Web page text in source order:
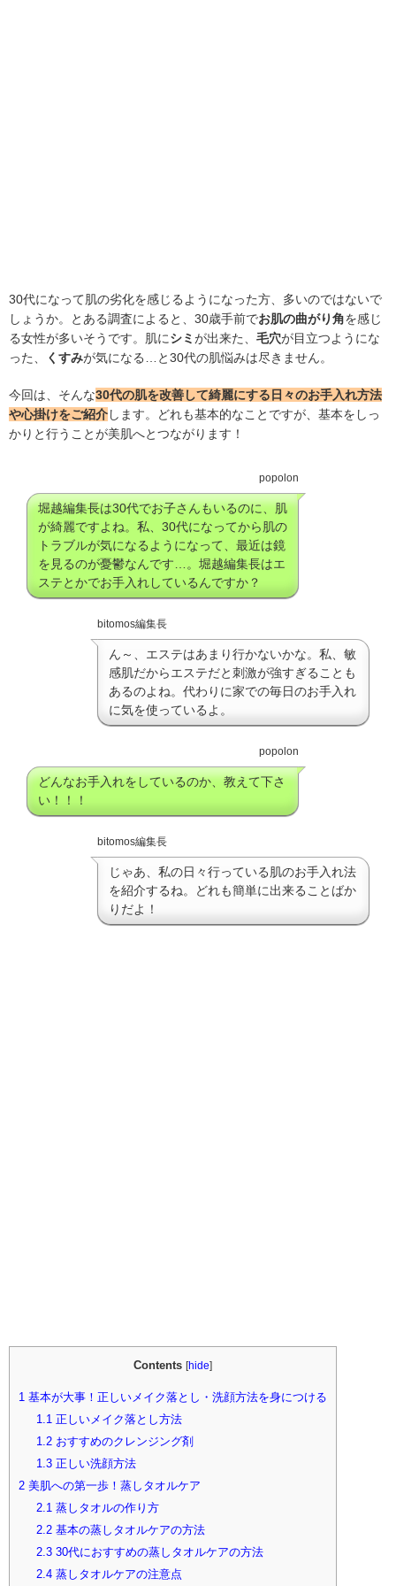
30代になって肌の劣化を感じるようになった方、多いのではないで
しょうか。とある調査によると、30歳手前でお肌の曲がり角を感じ
る女性が多いそうです。肌にシミ が出来た、 毛穴が目立つようにな
った、
くすみが気になる…と30代の肌悩みは尽きません。
今回は、そんな30代の肌を改善して綺麗にする日々のお手入れ方法
や心掛けをご紹介します。どれも基本的なことですが、基本をしっ
かりと行うことが美肌へとつながります！
popolon
堀越編集長は30代でお子さんもいるのに、肌
が綺麗ですよね。私、30代になってから肌の
トラブルが気になるようになって、最近は鏡
を見るのが憂鬱なんです…。堀越編集長はエ
ステとかでお手入れしているんですか？
bitomos編集長
ん～、エステはあまり行かないかな。私、敏
感肌だからエステだと刺激が強すぎることも
あるのよね。代わりに家での毎日のお手入れ
に気を使っているよ。
popolon
どんなお手入れをしているのか、教えて下さ
い！！！
bitomos編集長
じゃあ、私の日々行っている肌のお手入れ法
を紹介するね。どれも簡単に出来ることばか
りだよ！
Contents [hide]
1 基本が大事！正しいメイク落とし・洗顔方法を身につける
1.1正しいメイク落とし方法
1.2おすすめのクレンジング剤
1.3正しい洗顔方法
2 美肌への第一歩！蒸しタオルケア
2.1蒸しタオルの作り方
2.2基本の蒸しタオルケアの方法
2.330代におすすめの蒸しタオルケアの方法
2.4蒸しタオルケアの注意点